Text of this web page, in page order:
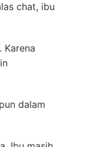
chat, ibu
dalam